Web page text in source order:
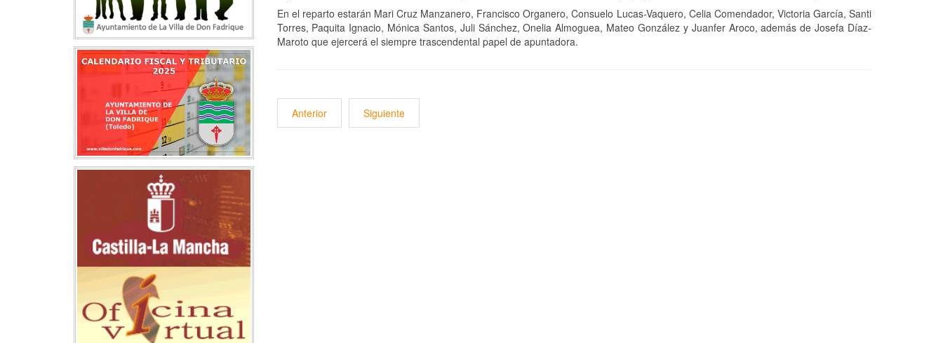
En el reparto estarán Mari Cruz Manzanero, Francisco Organero, Consuelo Lucas-Vaquero, Celia Comendador, Victoria García, Santi
Torres, Paquita Ignacio, Mónica Santos, Juli Sánchez, Onelia Almoguea, Mateo González y Juanfer Aroco, además de Josefa Díaz-
Maroto que ejercerá el siempre trascendental papel de apuntadora.
Anterior Siguiente